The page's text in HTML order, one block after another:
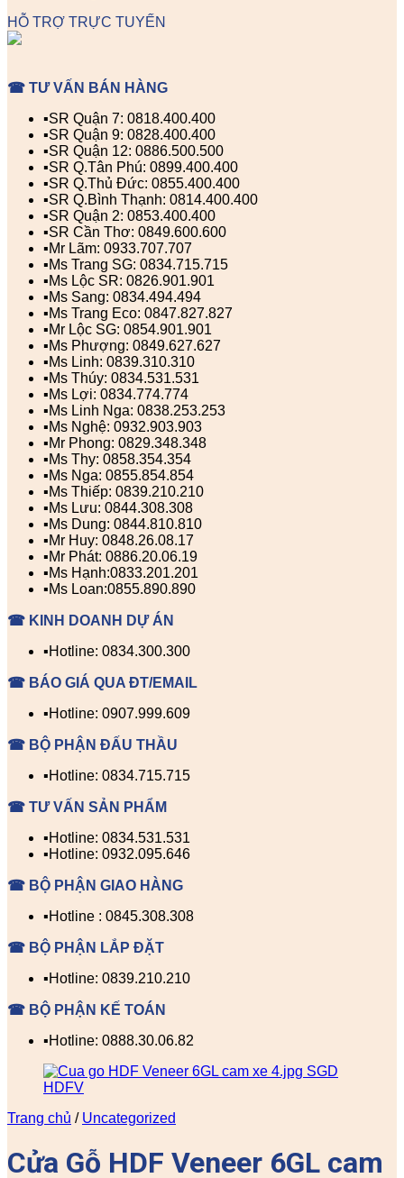
HỖ TRỢ TRỰC TUYẾN
☎ TƯ VẤN BÁN HÀNG
▪️SR Quận 7: 0818.400.400
▪️SR Quận 9: 0828.400.400
▪️SR Quận 12: 0886.500.500
▪️SR Q.Tân Phú: 0899.400.400
▪️SR Q.Thủ Đức: 0855.400.400
▪️SR Q.Bình Thạnh: 0814.400.400
▪️SR Quận 2: 0853.400.400
▪️SR Cần Thơ: 0849.600.600
▪️Mr Lãm: 0933.707.707
▪️Ms Trang SG: 0834.715.715
▪️Ms Lộc SR: 0826.901.901
▪️Ms Sang: 0834.494.494
▪️Ms Trang Eco: 0847.827.827
▪️Mr Lộc SG: 0854.901.901
▪️Ms Phượng: 0849.627.627
▪️Ms Linh: 0839.310.310
▪️Ms Thúy: 0834.531.531
▪️Ms Lợi: 0834.774.774
▪️Ms Linh Nga: 0838.253.253
▪️Ms Nghệ: 0932.903.903
▪️Mr Phong: 0829.348.348
▪️Ms Thy: 0858.354.354
▪️Ms Nga: 0855.854.854
▪️Ms Thiếp: 0839.210.210
▪️Ms Lưu: 0844.308.308
▪️Ms Dung: 0844.810.810
▪️Mr Huy: 0848.26.08.17
▪️Mr Phát: 0886.20.06.19
▪️Ms Hạnh:0833.201.201
▪️Ms Loan:0855.890.890
☎ KINH DOANH DỰ ÁN
▪️Hotline: 0834.300.300
☎ BÁO GIÁ QUA ĐT/EMAIL
▪️Hotline: 0907.999.609
☎ BỘ PHẬN ĐẤU THẦU
▪️Hotline: 0834.715.715
☎ TƯ VẤN SẢN PHẨM
▪️Hotline: 0834.531.531
▪️Hotline: 0932.095.646
☎ BỘ PHẬN GIAO HÀNG
▪️Hotline : 0845.308.308
☎ BỘ PHẬN LẮP ĐẶT
▪️Hotline: 0839.210.210
☎ BỘ PHẬN KẾ TOÁN
▪️Hotline: 0888.30.06.82
Trang chủ / Uncategorized
Cửa Gỗ HDF Veneer 6GL cam